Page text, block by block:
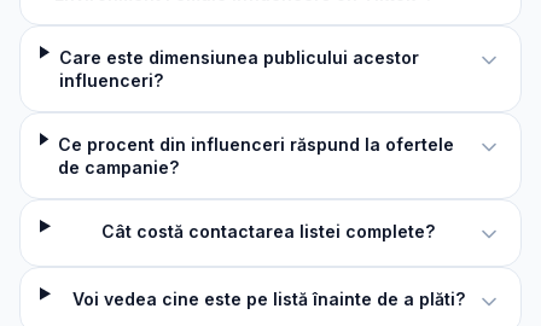
Care este dimensiunea publicului acestor
influenceri?
Ce procent din influenceri răspund la ofertele
de campanie?
Cât costă contactarea listei complete?
Voi vedea cine este pe listă înainte de a plăti?